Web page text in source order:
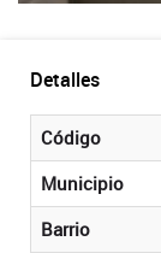
Detalles
Código
Municipio
Barrio